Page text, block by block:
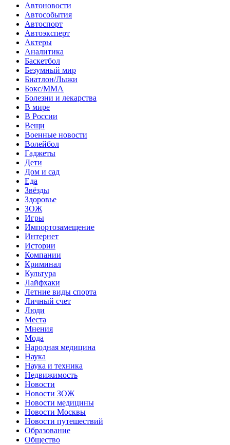
Автоновости
Автособытия
Автоспорт
Автоэксперт
Актеры
Аналитика
Баскетбол
Безумный мир
Биатлон/Лыжи
Бокс/MMA
Болезни и лекарства
В мире
В России
Вещи
Военные новости
Волейбол
Гаджеты
Дети
Дом и сад
Еда
Звёзды
Здоровье
ЗОЖ
Игры
Импортозамещение
Интернет
Истории
Компании
Криминал
Культура
Лайфхаки
Летние виды спорта
Личный счет
Люди
Места
Мнения
Мода
Народная медицина
Наука
Наука и техника
Недвижимость
Новости
Новости ЗОЖ
Новости медицины
Новости Москвы
Новости путешествий
Образование
Общество